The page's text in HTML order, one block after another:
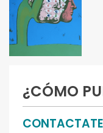
¿CÓMO